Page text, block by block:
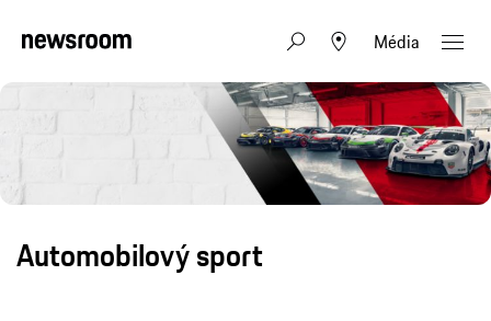
Média
Automobilový sport